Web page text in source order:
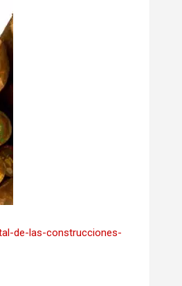
de-las-construcciones-